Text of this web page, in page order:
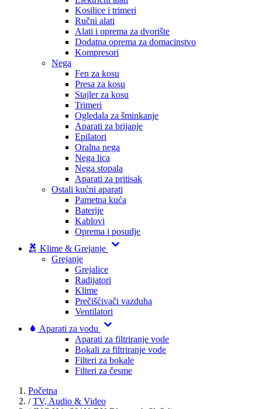
Kosilice i trimeri
Ručni alati
Alati i oprema za dvorište
Dodatna oprema za domacinstvo
Kompresori
Nega
Fen za kosu
Presa za kosu
Stajler za kosu
Trimeri
Ogledala za šminkanje
Aparati za brijanje
Epilatori
Oralna nega
Nega lica
Nega stopala
Aparati za pritisak
Ostali kućni aparati
Pametna kuća
Baterije
Kablovi
Oprema i posudje
Klime & Grejanje
Grejanje
Grejalice
Radijatori
Klime
Prečišćivači vazduha
Ventilatori
Aparati za vodu
Aparati za filtriranje vode
Bokali za filtriranje vode
Filteri za bokale
Filteri za česme
Početna
/ TV, Audio & Video